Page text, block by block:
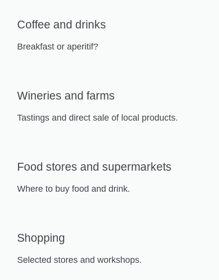
Coffee and drinks
Breakfast or aperitif?
Wineries and farms
Tastings and direct sale of local products.
Food stores and supermarkets
Where to buy food and drink.
Shopping
Selected stores and workshops.